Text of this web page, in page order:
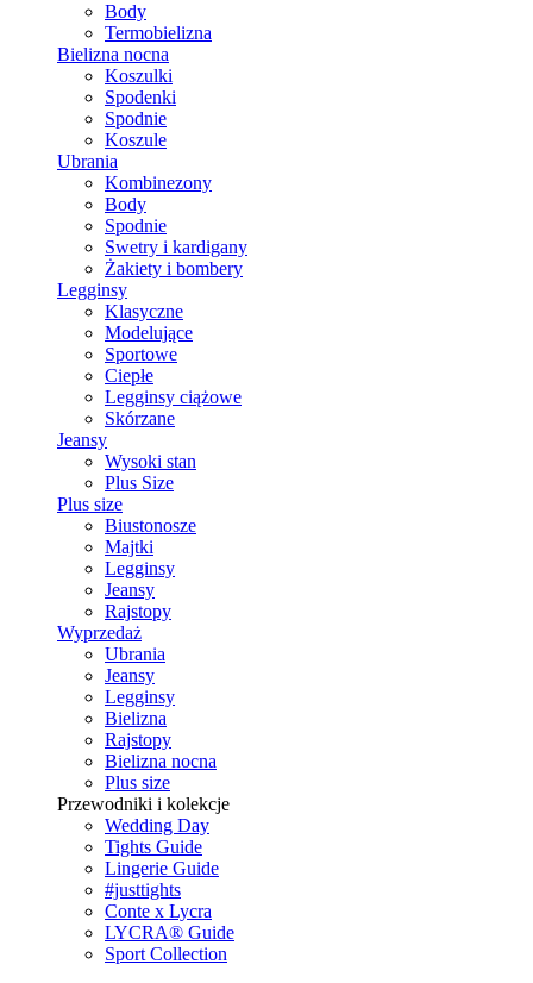
Body
Termobielizna
Bielizna nocna
Koszulki
Spodenki
Spodnie
Koszule
Ubrania
Kombinezony
Body
Spodnie
Swetry i kardigany
Żakiety i bombery
Legginsy
Klasyczne
Modelujące
Sportowe
Ciepłe
Legginsy ciążowe
Skórzane
Jeansy
Wysoki stan
Plus Size
Plus size
Biustonosze
Majtki
Legginsy
Jeansy
Rajstopy
Wyprzedaż
Ubrania
Jeansy
Legginsy
Bielizna
Rajstopy
Bielizna nocna
Plus size
Przewodniki i kolekcje
Wedding Day
Tights Guide
Lingerie Guide
#justtights
Conte x Lycra
LYCRA® Guide
Sport Сollection